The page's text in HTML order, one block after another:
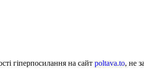
гіперпосилання на сайт poltava.to, не